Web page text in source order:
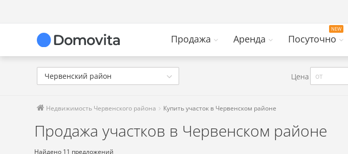
Продажа Аренда Посуточно
Червенский район Цена от
Недвижимость Червенского района Купить участок в Червенском районе
Продажа участков в Червенском районе
Найдено 11 предложений